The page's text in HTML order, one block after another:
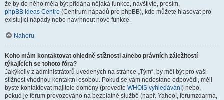
že by do něho měla být přidána nějaká funkce, navštivte, prosím,
phpBB Ideas Centre (Centrum nápadů pro phpBB), kde můžete hlasovat pro
existující nápady nebo navrhnout nové funkce.
Nahoru
Koho mám kontaktovat ohledně stížnosti a/nebo právních záležitostí
týkajících se tohoto fóra?
Jakýkoliv z administrátorů uvedených na stránce „Tým“, by měl být pro vaši
stížnost vhodnou kontaktní osobou. Pokud se vám nedostane odpovědi, měli
byste kontaktovat majitele domény (proveďte WHOIS vyhledávání) nebo,
pokud je fórum provozováno na bezplatné službě (např. Yahoo!, forumzdarma,